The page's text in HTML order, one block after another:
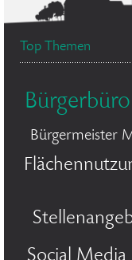
Top Themen
Bürgerbüro
Bürgermeister